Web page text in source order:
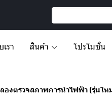
เรา สินค้า โปรโมชั่น
องตรวจสภาพการนำไฟฟ้า (รุ่นให